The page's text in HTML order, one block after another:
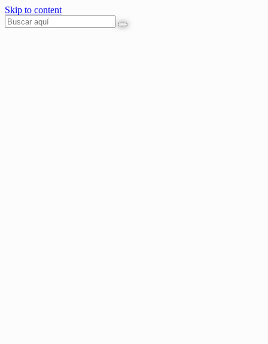
Skip to content